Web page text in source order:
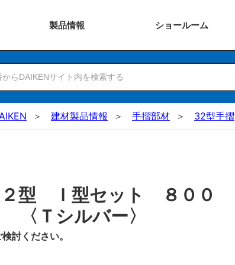
製品情報 ショールーム
建材製品情報 手摺部材 32型手摺
型 Ｉ型セット ８００
Ｔシルバー〉
討ください。